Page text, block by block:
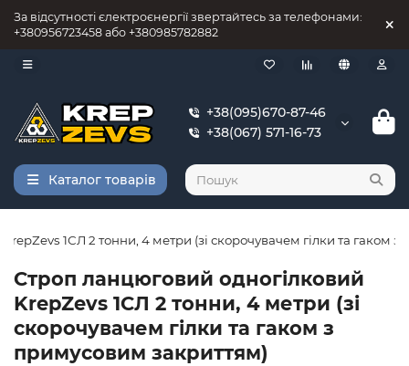
За відсутності єлектроєнергії звертайтесь за телефонами:
+380956723458 або +380985782882
+38(095)670-87-46
+38(067) 571-16-73
Каталог товарів
1СЛ 2 тонни, 4 метри (зі скорочувачем гілки та гаком
Строп ланцюговий одногілковий
KrepZevs 1СЛ 2 тонни, 4 метри (зі
скорочувачем гілки та гаком з
примусовим закриттям)